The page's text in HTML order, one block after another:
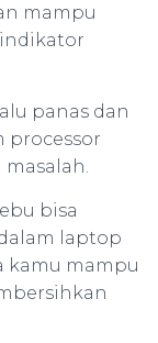
mampu
panas dan
processor
bisa
laptop
kamu mampu